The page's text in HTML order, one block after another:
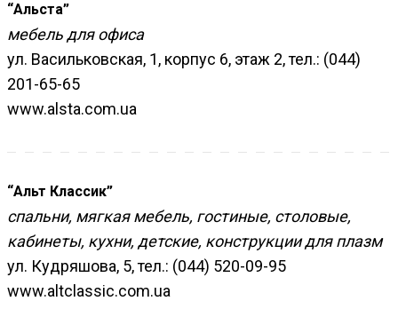
“Альста”
мебель для офиса
ул. Васильковская, 1, корпус 6, этаж 2, тел.: (044)
201-65-65
www.alsta.com.ua
“Альт Классик”
спальни, мягкая мебель, гостиные, столовые,
кабинеты, кухни, детские, конструкции для плазм
ул. Кудряшова, 5, тел.: (044) 520-09-95
www.altclassic.com.ua